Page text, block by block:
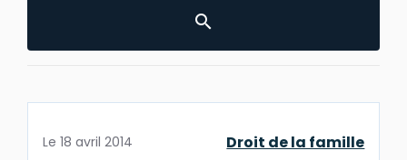
Le 18 avril 2014
Droit de la famille